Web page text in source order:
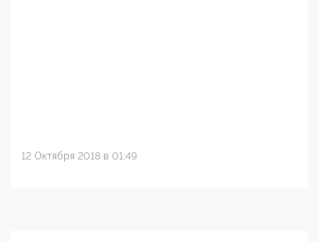
12 Октября 2018 в 01:49